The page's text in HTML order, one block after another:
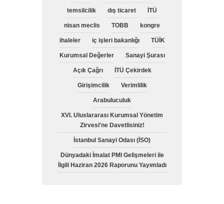
temsilcilik dış ticaret İTÜ
nisan meclis TOBB kongre
ihaleler iç işleri bakanlığı TÜİK
Kurumsal Değerler Sanayi Şurası
Açık Çağrı İTÜ Çekirdek
Girişimcilik Verimlilik
Arabuluculuk
XVI. Uluslararası Kurumsal Yönetim
Zirvesi'ne Davetlisiniz!
İstanbul Sanayi Odası (İSO)
Dünyadaki İmalat PMI Gelişmeleri ile
İlgili Haziran 2026 Raporunu Yayımladı